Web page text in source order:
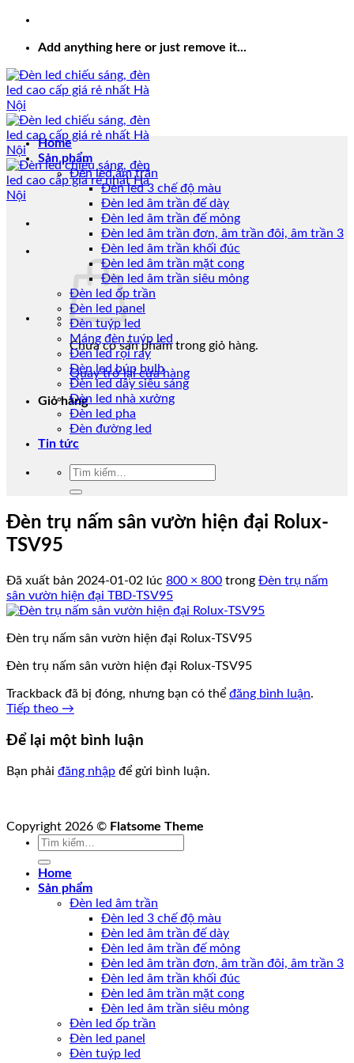
Add anything here or just remove it...
Chưa có sản phẩm trong giỏ hàng.
Quay trở lại cửa hàng
Giỏ hàng
Home
Sản phẩm
Đèn led âm trần
Đèn led 3 chế độ màu
Đèn led âm trần đế dày
Đèn led âm trần đế mỏng
Đèn led âm trần đơn, âm trần đôi, âm trần 3
Đèn led âm trần khối đúc
Đèn led âm trần mặt cong
Đèn led âm trần siêu mỏng
Đèn led ốp trần
Đèn led panel
Đèn tuýp led
Máng đèn tuýp led
Đèn led rọi ray
Đèn led búp bulb
Đèn led dây siêu sáng
Đèn led nhà xưởng
Đèn led pha
Đèn đường led
Tin tức
Tìm
Đèn trụ nấm sân vườn hiện đại Rolux-
TSV95
Đã xuất bản 2024-01-02 lúc 800 × 800 trong Đèn trụ nấm
sân vườn hiện đại TBD-TSV95
Đèn trụ nấm sân vườn hiện đại Rolux-TSV95
Đèn trụ nấm sân vườn hiện đại Rolux-TSV95
Trackback đã bị đóng, nhưng bạn có thể đăng bình luận.
Tiếp theo →
Để lại một bình luận
Bạn phải đăng nhập để gửi bình luận.
Copyright 2026 © Flatsome Theme
Tìm
Home
Sản phẩm
Đèn led âm trần
Đèn led 3 chế độ màu
Đèn led âm trần đế dày
Đèn led âm trần đế mỏng
Đèn led âm trần đơn, âm trần đôi, âm trần 3
Đèn led âm trần khối đúc
Đèn led âm trần mặt cong
Đèn led âm trần siêu mỏng
Đèn led ốp trần
Đèn led panel
Đèn tuýp led